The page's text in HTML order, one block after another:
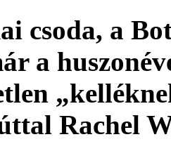
csoda, a
a
Rachel